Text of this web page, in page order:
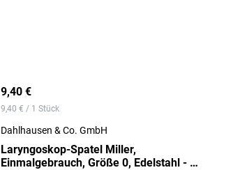
9,40 €
9,40 € / 1 Stück
Dahlhausen & Co. GmbH
Laryngoskop-Spatel Miller,
Einmalgebrauch, Größe 0, Edelstahl - 1